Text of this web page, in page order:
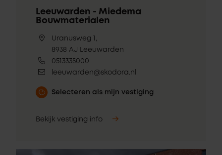
Leeuwarden - Miedema
Bouwmaterialen
Uranusweg 1,
8938 AJ Leeuwarden
0513335000
leeuwarden@skodora.nl
Selecteren als mijn vestiging
Bekijk vestiging info